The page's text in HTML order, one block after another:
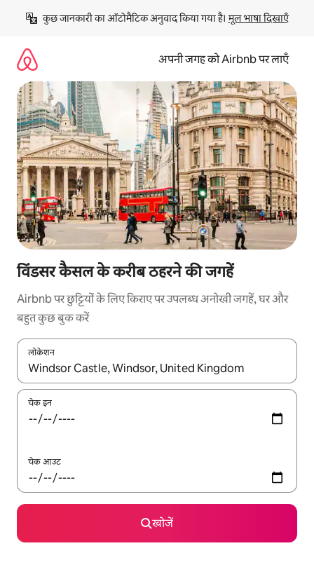
छोड़कर
कॉन्टेंट
कुछ जानकारी का ऑटोमैटिक अनुवाद किया गया है। मूल भाषा दिखाएँ
अपनी जगह को Airbnb पर लाएँ
विंडसर कैसल के करीब ठहरने की जगहें
Airbnb पर छुट्टियों के लिए किराए पर उपलब्ध अनोखी जगहें, घर और
बहुत कुछ बुक करें
लोकेशन
नतीजों के उपलब्ध होने पर, अप और डाउन 'ऐरो की' का इस्तेमाल करके नेविगेट
चेक इन
चेक आउट
खोजें